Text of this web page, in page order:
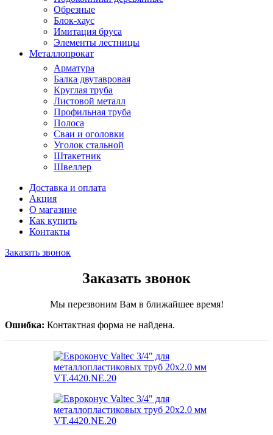
Обрезные
Блок-хаус
Имитация бруса
Элементы лестницы
Металлопрокат
Арматура
Балка двутавровая
Круглая труба
Листовой металл
Профильная труба
Полоса
Сваи и оголовки
Уголок стальной
Штакетник
Швеллер
Доставка и оплата
Акция
О магазине
Как купить
Контакты
Заказать звонок
Заказать звонок
Мы перезвоним Вам в ближайшее время!
Ошибка: Контактная форма не найдена.